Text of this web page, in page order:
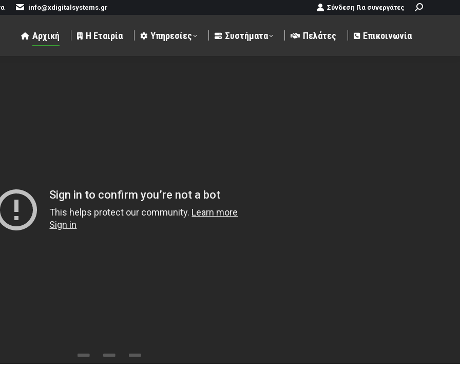
info@xdigitalsystems.gr Σύνδεση Για συνεργάτες Search:
Αρχική Η Εταιρία Υπηρεσίες Συστήματα Πελάτες Επικοινωνία
Υπηρεσίες Συστήματα Πελάτες Επικοινωνία